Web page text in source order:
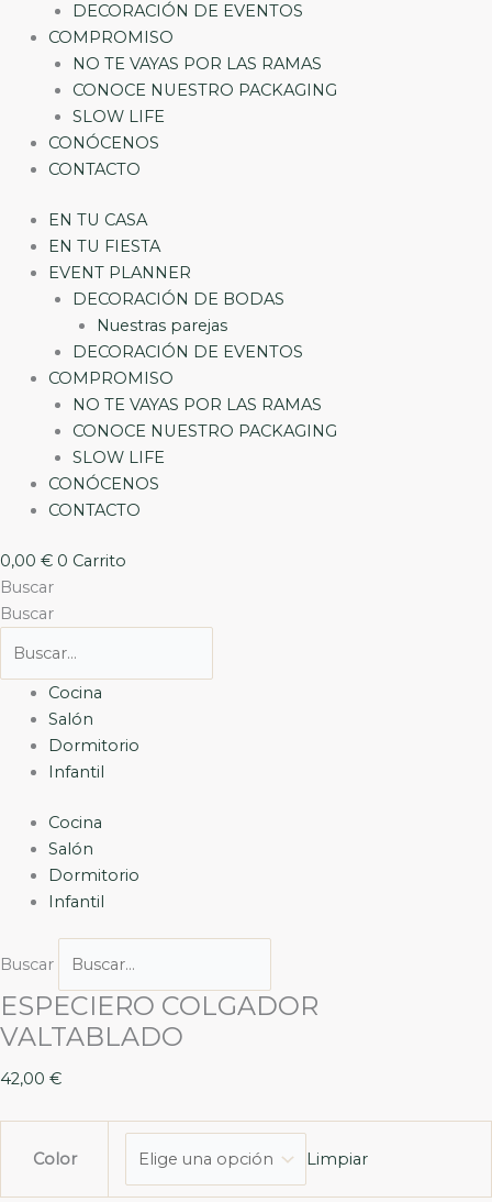
DECORACIÓN DE EVENTOS
COMPROMISO
NO TE VAYAS POR LAS RAMAS
CONOCE NUESTRO PACKAGING
SLOW LIFE
CONÓCENOS
CONTACTO
EN TU CASA
EN TU FIESTA
EVENT PLANNER
DECORACIÓN DE BODAS
Nuestras parejas
DECORACIÓN DE EVENTOS
COMPROMISO
NO TE VAYAS POR LAS RAMAS
CONOCE NUESTRO PACKAGING
SLOW LIFE
CONÓCENOS
CONTACTO
0,00 € 0 Carrito
Buscar
Buscar
Cocina
Salón
Dormitorio
Infantil
Cocina
Salón
Dormitorio
Infantil
Buscar
ESPECIERO COLGADOR
VALTABLADO
42,00 €
Color Limpiar